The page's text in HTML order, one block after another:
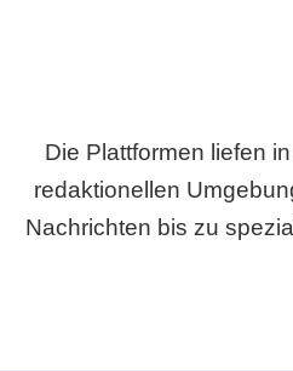
Die Plattformen liefen
redaktionellen
Nachrichten bis zu